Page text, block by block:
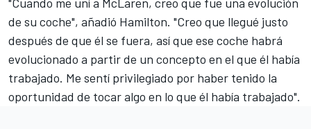
de su coche", añadió Hamilton. "Creo que llegué justo
después de que él se fuera, así que ese coche habrá
evolucionado a partir de un concepto en el que él había
trabajado. Me sentí privilegiado por haber tenido la
oportunidad de tocar algo en lo que él había trabajado".